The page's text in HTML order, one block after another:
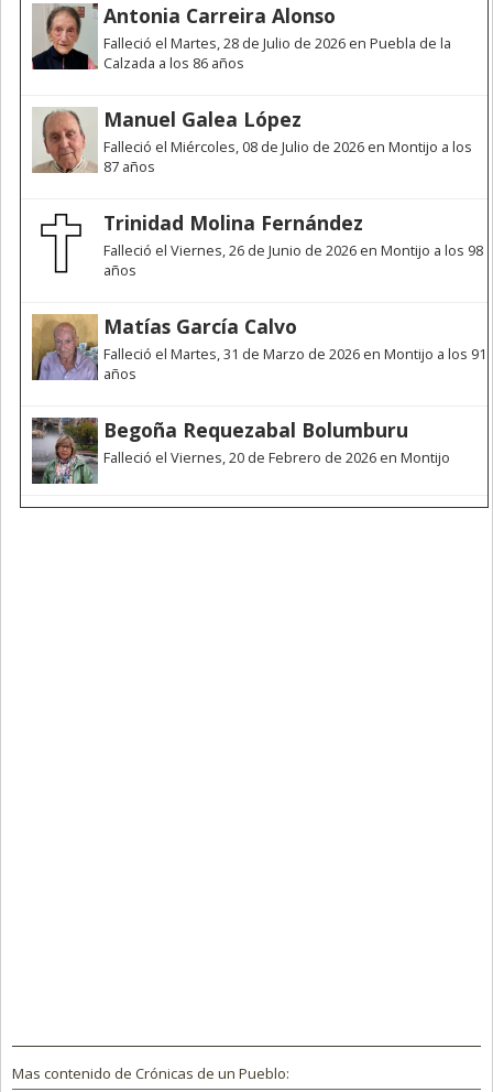
Antonia Carreira Alonso
Falleció el Martes, 28 de Julio de 2026 en Puebla de la
Calzada a los 86 años
Manuel Galea López
Falleció el Miércoles, 08 de Julio de 2026 en Montijo a los
87 años
Trinidad Molina Fernández
Falleció el Viernes, 26 de Junio de 2026 en Montijo a los 98
años
Matías García Calvo
Falleció el Martes, 31 de Marzo de 2026 en Montijo a los 91
años
Begoña Requezabal Bolumburu
Falleció el Viernes, 20 de Febrero de 2026 en Montijo
Mas contenido de Crónicas de un Pueblo: